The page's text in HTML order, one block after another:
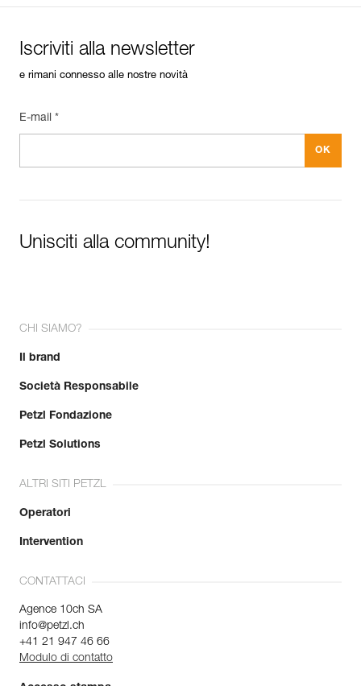
Iscriviti alla newsletter
e rimani connesso alle nostre novità
E-mail *
Unisciti alla community!
CHI SIAMO?
Il brand
Società Responsabile
Petzl Fondazione
Petzl Solutions
ALTRI SITI PETZL
Operatori
Intervention
CONTATTACI
Agence 10ch SA
info@petzl.ch
+41 21 947 46 66
Modulo di contatto